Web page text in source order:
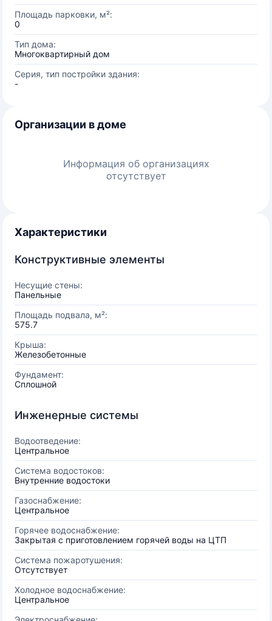
Площадь парковки, м²:
0
Тип дома:
Многоквартирный дом
Серия, тип постройки здания:
-
Организации в доме
Информация об организациях
отсутствует
Характеристики
Конструктивные элементы
Несущие стены:
Панельные
Площадь подвала, м²:
575.7
Крыша:
Железобетонные
Фундамент:
Сплошной
Инженерные системы
Водоотведение:
Центральное
Система водостоков:
Внутренние водостоки
Газоснабжение:
Центральное
Горячее водоснабжение:
Закрытая с приготовлением горячей воды на ЦТП
Система пожаротушения:
Отсутствует
Холодное водоснабжение:
Центральное